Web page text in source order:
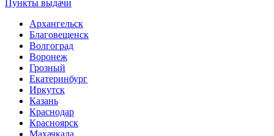
Пункты выдачи
Архангельск
Благовещенск
Волгоград
Воронеж
Грозный
Екатеринбург
Иркутск
Казань
Краснодар
Красноярск
Махачкала